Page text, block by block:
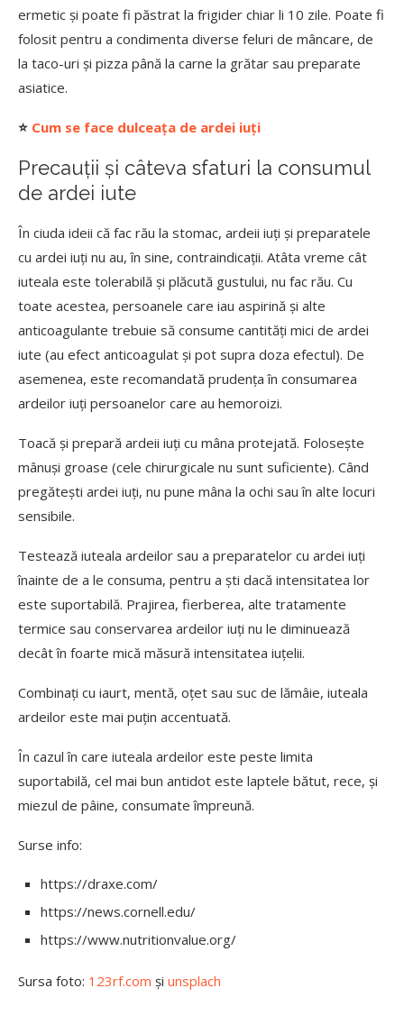
ermetic și poate fi păstrat la frigider chiar li 10 zile. Poate fi
folosit pentru a condimenta diverse feluri de mâncare, de
la taco-uri și pizza până la carne la grătar sau preparate
asiatice.
⭐ Cum se face dulceața de ardei iuți
Precauții și câteva sfaturi la consumul
de ardei iute
În ciuda ideii că fac rău la stomac, ardeii iuți și preparatele
cu ardei iuți nu au, în sine, contraindicații. Atâta vreme cât
iuteala este tolerabilă și plăcută gustului, nu fac rău. Cu
toate acestea, persoanele care iau aspirină și alte
anticoagulante trebuie să consume cantități mici de ardei
iute (au efect anticoagulat și pot supra doza efectul). De
asemenea, este recomandată prudența în consumarea
ardeilor iuți persoanelor care au hemoroizi.
Toacă și prepară ardeii iuți cu mâna protejată. Folosește
mânuși groase (cele chirurgicale nu sunt suficiente). Când
pregătești ardei iuți, nu pune mâna la ochi sau în alte locuri
sensibile.
Testează iuteala ardeilor sau a preparatelor cu ardei iuți
înainte de a le consuma, pentru a ști dacă intensitatea lor
este suportabilă. Prajirea, fierberea, alte tratamente
termice sau conservarea ardeilor iuți nu le diminuează
decât în foarte mică măsură intensitatea iuțelii.
Combinați cu iaurt, mentă, oțet sau suc de lămâie, iuteala
ardeilor este mai puțin accentuată.
În cazul în care iuteala ardeilor este peste limita
suportabilă, cel mai bun antidot este laptele bătut, rece, și
miezul de pâine, consumate împreună.
Surse info:
https://draxe.com/
https://news.cornell.edu/
https://www.nutritionvalue.org/
Sursa foto: 123rf.com și unsplach